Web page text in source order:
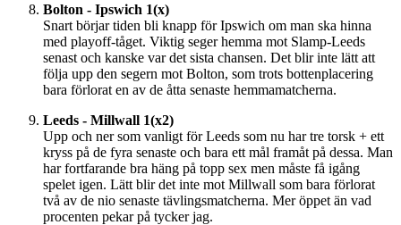
Bolton - Ipswich 1(x)
Snart börjar tiden bli knapp för Ipswich om man ska hinna
med playoff-tåget. Viktig seger hemma mot Slamp-Leeds
senast och kanske var det sista chansen. Det blir inte lätt att
följa upp den segern mot Bolton, som trots bottenplacering
bara förlorat en av de åtta senaste hemmamatcherna.
Leeds - Millwall 1(x2)
Upp och ner som vanligt för Leeds som nu har tre torsk + ett
kryss på de fyra senaste och bara ett mål framåt på dessa. Man
har fortfarande bra häng på topp sex men måste få igång
spelet igen. Lätt blir det inte mot Millwall som bara förlorat
två av de nio senaste tävlingsmatcherna. Mer öppet än vad
procenten pekar på tycker jag.